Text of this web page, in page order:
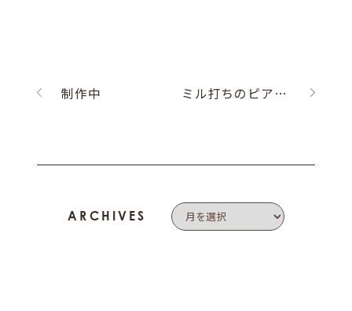
制作中 ミル打ちのピアス出来上がり♪
ARCHIVES